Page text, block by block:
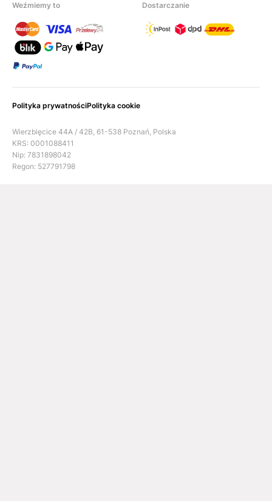
Weźmiemy to Dostarczanie
Polityka prywatnościPolityka cookie
Wierzbięcice 44A / 42B, 61-538 Poznań, Polska
KRS: 0001088411
Nip: 7831898042
Regon: 527791798